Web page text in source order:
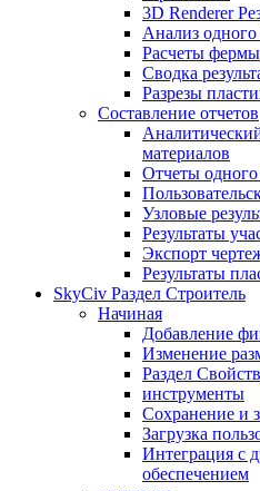
3D Renderer
Анализ одного
Расчеты фермы
Сводка
Разрезы
Составление отчетов
материалов
Отчеты одного
Узловые
Результаты
Экспорт
Результаты
SkyCiv Раздел Строитель
Начиная
Добавление
Изменение
Раздел
инструменты
Сохранение и
Загрузка
Интеграция с
обеспечением